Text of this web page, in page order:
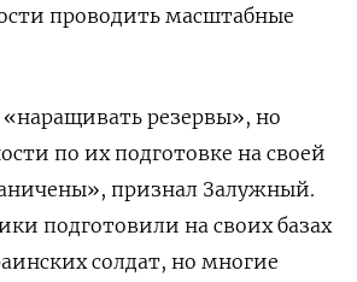
проводить масштабные
резервы», но
по их подготовке на своей
признал Залужный.
подготовили на своих базах
солдат, но многие